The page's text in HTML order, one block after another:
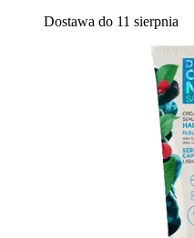
Dostawa do 11 sierpnia